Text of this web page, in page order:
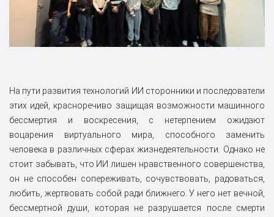
На пути развития технологий ИИ сторонники и последователи
этих идей, красноречиво защищая возможности машинного
бессмертия и воскресения, с нетерпением ожидают
воцарения виртуального мира, способного заменить
человека в различных сферах жизнедеятельности. Однако не
стоит забывать, что ИИ лишен нравственного совершенства,
он не способен сопереживать, сочувствовать, радоваться,
любить, жертвовать собой ради ближнего. У него нет вечной,
бессмертной души, которая не разрушается после смерти